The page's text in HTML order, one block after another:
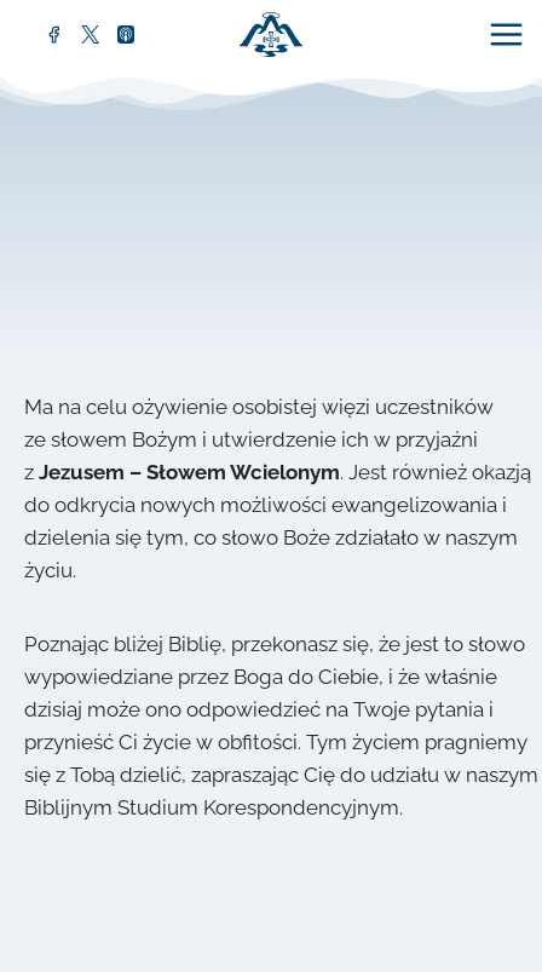
Ma na celu ożywienie osobistej więzi uczestników
ze słowem Bożym i utwierdzenie ich w przyjaźni
z Jezusem – Słowem Wcielonym. Jest również okazją
do odkrycia nowych możliwości ewangelizowania i
dzielenia się tym, co słowo Boże zdziałało w naszym
życiu.
Poznając bliżej Biblię, przekonasz się, że jest to słowo
wypowiedziane przez Boga do Ciebie, i że właśnie
dzisiaj może ono odpowiedzieć na Twoje pytania i
przynieść Ci życie w obfitości. Tym życiem pragniemy
się z Tobą dzielić, zapraszając Cię do udziału w naszym
Biblijnym Studium Korespondencyjnym.